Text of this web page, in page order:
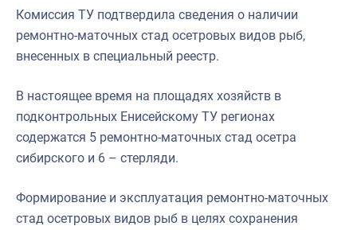
Комиссия ТУ подтвердила сведения о наличии
ремонтно-маточных стад осетровых видов рыб,
внесенных в специальный реестр.
В настоящее время на площадях хозяйств в
подконтрольных Енисейскому ТУ регионах
содержатся 5 ремонтно-маточных стад осетра
сибирского и 6 – стерляди.
Формирование и эксплуатация ремонтно-маточных
стад осетровых видов рыб в целях сохранения